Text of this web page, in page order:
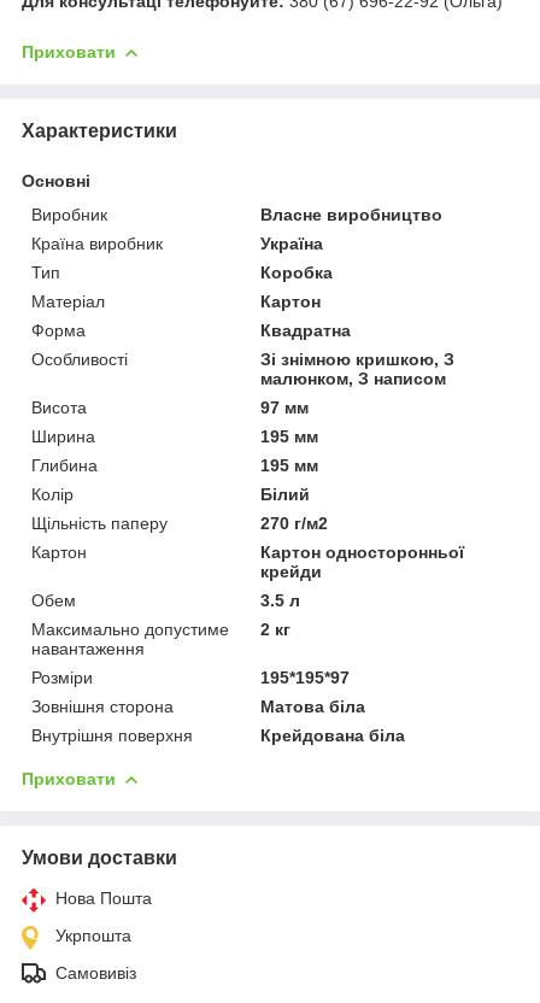
Приховати
Характеристики
Основні
Виробник
Власне виробництво
Країна виробник
Україна
Тип
Коробка
Матеріал
Картон
Форма
Квадратна
Особливості
Зі знімною кришкою, З
малюнком, З написом
Висота
97 мм
Ширина
195 мм
Глибина
195 мм
Колір
Білий
Щільність паперу
270 г/м2
Картон
Картон односторонньої
крейди
Обем
3.5 л
Максимально допустиме
навантаження
2 кг
Розміри
195*195*97
Зовнішня сторона
Матова біла
Внутрішня поверхня
Крейдована біла
Приховати
Умови доставки
Нова Пошта
Укрпошта
Самовивіз